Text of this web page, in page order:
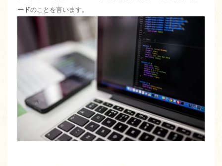
ードのことを言います。